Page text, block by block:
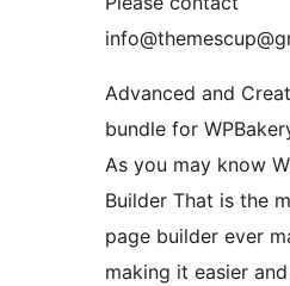
Advanced and
bundle for
As you may know
Builder That is the
page builder ever
making it easier